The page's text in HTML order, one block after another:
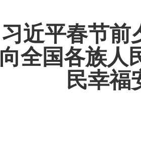
习近平春节前
向全国各族人
民幸福